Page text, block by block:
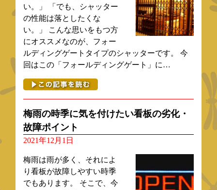
い。」 「でも、シャッター
の性能は落としたくな
い。」 こんな思いをもつ方
にオススメなのが、フォー
ルディングゲートタイプのシャッターです。 今
回はこの「フォールディングゲート」に…
梅雨の時季に気を付けたい看板の劣化・
故障ポイント
2021年12月1日
梅雨は雨が多く、それによ
り看板が故障しやすい時季
でもあります。 そこで、今